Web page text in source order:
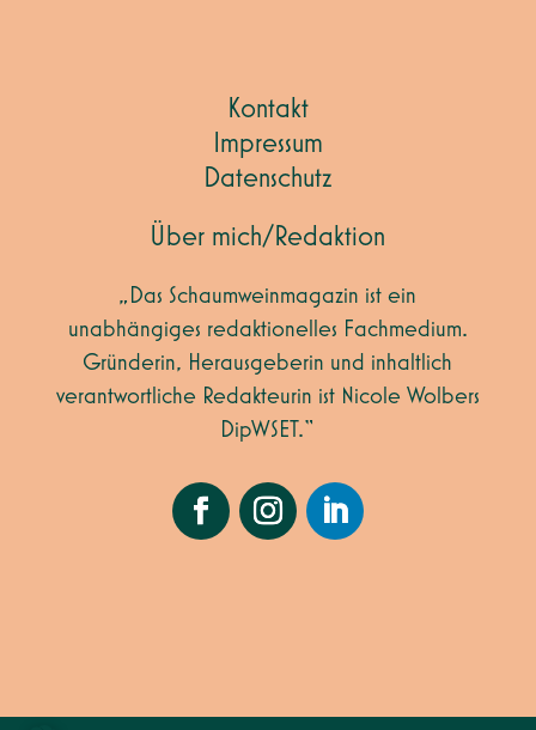
Kontakt
Impressum
Datenschutz
Über mich/Redaktion
„Das Schaumweinmagazin ist ein
unabhängiges redaktionelles Fachmedium.
Gründerin, Herausgeberin und inhaltlich
verantwortliche Redakteurin ist Nicole Wolbers
DipWSET.“